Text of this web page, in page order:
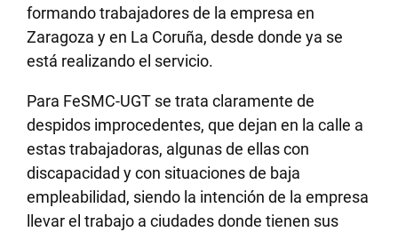
formando trabajadores de la empresa en
Zaragoza y en La Coruña, desde donde ya se
está realizando el servicio.
Para FeSMC-UGT se trata claramente de
despidos improcedentes, que dejan en la calle a
estas trabajadoras, algunas de ellas con
discapacidad y con situaciones de baja
empleabilidad, siendo la intención de la empresa
llevar el trabajo a ciudades donde tienen sus